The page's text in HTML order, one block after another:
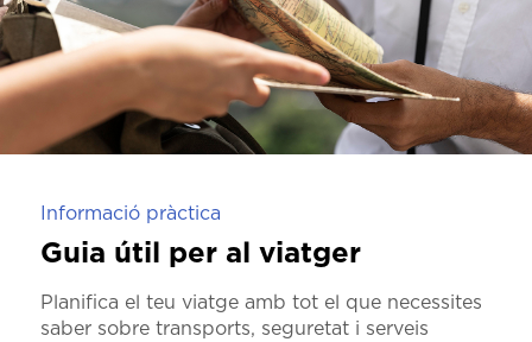
Informació pràctica
Guia útil per al viatger
Planifica el teu viatge amb tot el que necessites
saber sobre transports, seguretat i serveis